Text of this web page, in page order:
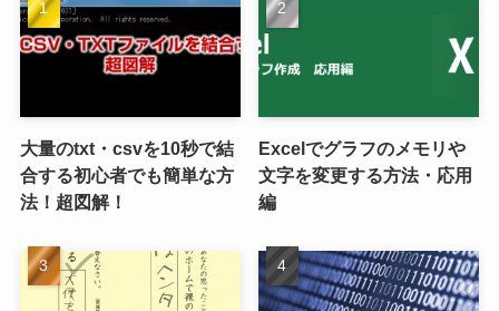
大量のtxt・csvを10秒で結
合する初心者でも簡単な方
法！超図解！
Excelでグラフのメモリや
文字を変更する方法・応用
編